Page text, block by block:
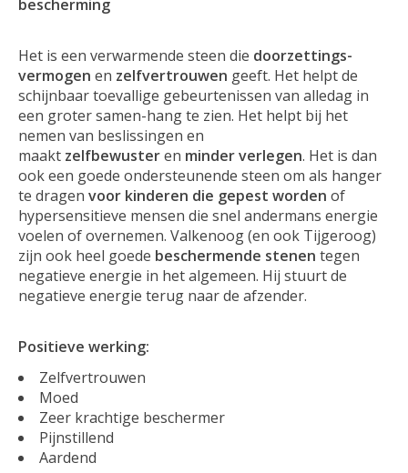
bescherming
Het is een verwarmende steen die doorzettings-
vermogen en zelfvertrouwen geeft. Het helpt de
schijnbaar toevallige gebeurtenissen van alledag in
een groter samen-hang te zien. Het helpt bij het
nemen van beslissingen en
maakt zelfbewusteren minder verlegen. Het is dan
ook een goede ondersteunende steen om als hanger
te dragen voor kinderen die gepest worden of
hypersensitieve mensen die snel andermans energie
voelen of overnemen. Valkenoog (en ook Tijgeroog)
zijn ook heel goede beschermende stenen tegen
negatieve energie in het algemeen. Hij stuurt de
negatieve energie terug naar de afzender.
Positieve werking:
Zelfvertrouwen
Moed
Zeer krachtige beschermer
Pijnstillend
Aardend